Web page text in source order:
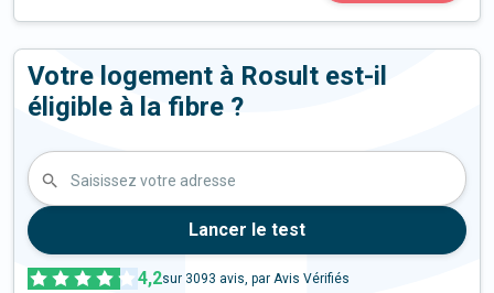
Votre logement à Rosult est-il
éligible à la fibre ?
Saisissez votre adresse
Lancer le test
4,2sur 3093 avis, par Avis Vérifiés